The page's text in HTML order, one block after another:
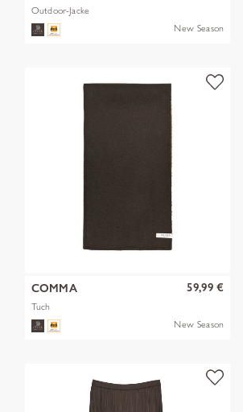
Outdoor-Jacke
New Season
COMMA
Tuch
59,99 €
New Season